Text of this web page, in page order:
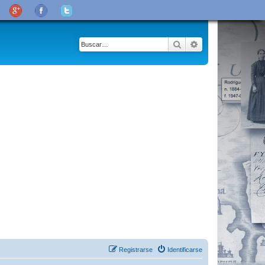
Buscar Búsqueda
Identificarse
Registrarse